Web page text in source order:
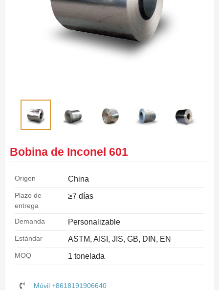
Bobina de Inconel 601
Origen China
Plazo de
entrega
≥7 días
Demanda Personalizable
Estándar ASTM, AISI, JIS, GB, DIN, EN
MOQ 1 tonelada
Móvil +8618191906640